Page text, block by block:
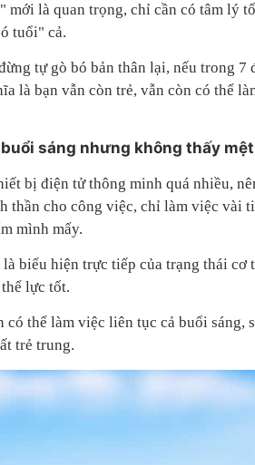
mới là quan trọng, chỉ cần có tâm lý
tuổi" cả.
tự gò bó bản thân lại, nếu trong 7
là bạn vẫn còn trẻ, vẫn còn có thể
sáng nhưng không thấy
bị điện tử thông minh quá nhiều,
thần cho công việc, chỉ làm việc vài
mình mẩy.
biểu hiện trực tiếp của trạng thái cơ
lực tốt.
có thể làm việc liên tục cả buổi
trẻ trung.